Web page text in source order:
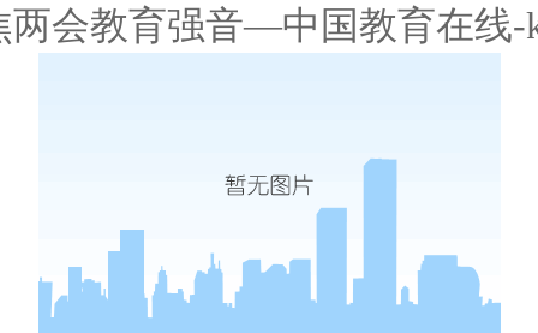
会教育强音—中国教育在线-